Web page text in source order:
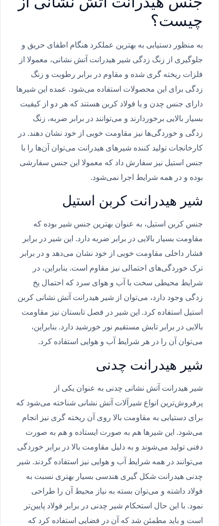
چیست؟
به منظور دستیابی به بهترین عملکرد هنگام اطفای حریق و
جلوگیری از زنگ زدگی شیر هیدرانت آتش نشانی، معمولا از
فلزات ریخته گری شده و مقاوم در برابر رطوبت و زنگ
زدگی برای این محصولات استفاده می‌شود. عمده این شیرها
دارای جنس چدن و یا فولاد کربن هستند که هر دو از کیفیت
بسیار بالایی برخوردارند و می‌توانند در برابر ضربه، زنگ
زدگی و خوردگی‌ها نیز مقاومت خوبی از خود نشان دهند. در
کارخانجات تولید کننده شیرهای هیدرانت می‌توان آن‌ها را با
جنس استیل نیز سفارش داد که معمولا این جنس سفارشی
بوده و در همه شرایط اجرا نمی‌شود.
شیر هیدرانت کربن استیل
جنس کربن استیل، به عنوان بهترین جنس شیر بوده که
مقاومت بسیار بالایی در برابر ضربه دارد. این شیر در برابر
فشار داخلی مقاومت خوبی از خود نشان می‌دهد و در برابر
ترک خوردگی‌های احتمالی نیز مقاوم است. بنابراین، در
شرایط محیطی سخت با آب و هوای سرد که احتمال یخ
زدگی وجود دارد، می‌توان از شیر هیدرانت آتش نشانی کربن
استیل استفاده کرد. این شیر در فصل تابستان نیز مقاومت
بالایی در برابر تابش مستقیم نور خورشید دارد. بنابراین،
می‌توان آن را در هر شرایط آب و هوایی استفاده کرد.
شیر هیدرانت چدنی
شیر هیدرانت آتش نشانی چدنی به عنوان یکی از
پرفروش‌ترین انواع شیرآلات آتش نشانی شناخته می‌شود که
برای دستیابی به مقاومت بالا روی آن ریخته گری نیز انجام
می‌شود. این شیرها هم به صورت ایستاده و هم به صورت
دفنی تولید می‌شوند و به دلیل مقاومت بالا در برابر خوردگی
می‌توانند در همه شرایط آب و هوایی نیز استفاده گردند. شیر
چدنی هیدرانت شکل گیری هندسی بسیار بهتری نسبت به
فولاد داشته و می‌توان بسته به نیاز محیط آن را طراحی
نمود. با این حال استحکام شیر چدنی در برابر فولاد پایین‌تر
است و باید مطمئن شد که آن در فضایی استفاده کرد که